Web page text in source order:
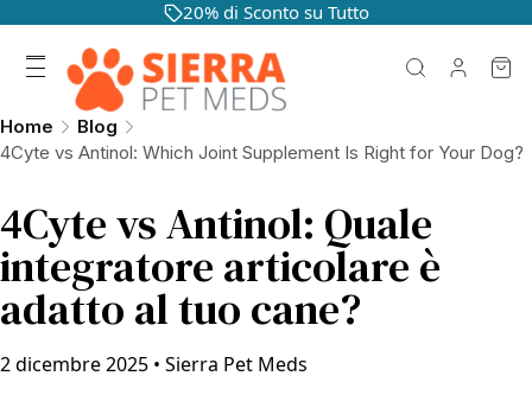
20% di Sconto su Tutto
Home
Blog
4Cyte vs Antinol: Which Joint Supplement Is Right for Your Dog?
4Cyte vs Antinol: Quale
integratore articolare è
adatto al tuo cane?
2 dicembre 2025 • Sierra Pet Meds